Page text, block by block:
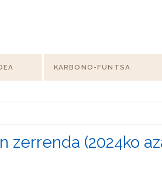
KARBONO-FUNTSA
(2024ko